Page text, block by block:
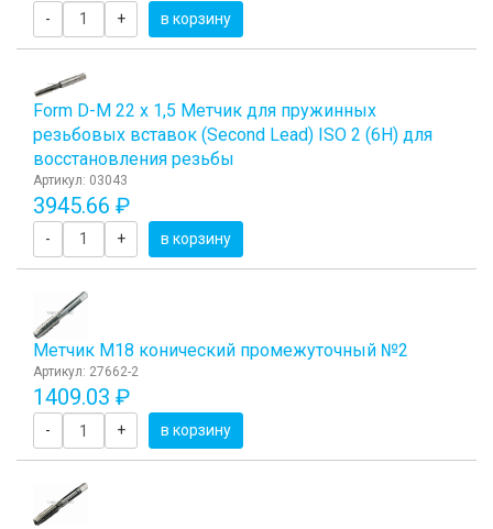
- + в корзину
Form D-М 22 х 1,5 Метчик для пружинных
резьбовых вставок (Second Lead) ISO 2 (6H) для
восстановления резьбы
Артикул: 03043
3945.66 ₽
- + в корзину
Метчик M18 конический промежуточный №2
Артикул: 27662-2
1409.03 ₽
- + в корзину